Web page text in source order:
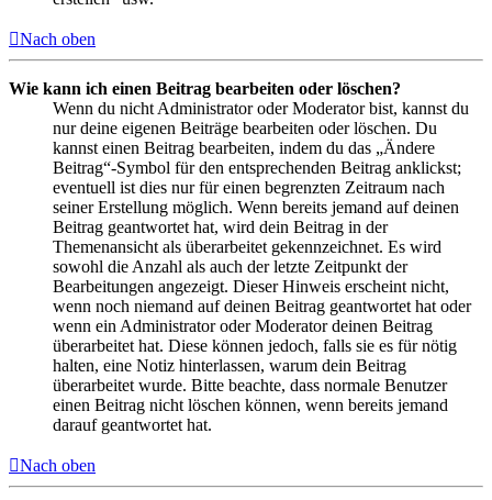
Nach oben
Wie kann ich einen Beitrag bearbeiten oder löschen?
Wenn du nicht Administrator oder Moderator bist, kannst du
nur deine eigenen Beiträge bearbeiten oder löschen. Du
kannst einen Beitrag bearbeiten, indem du das „Ändere
Beitrag“-Symbol für den entsprechenden Beitrag anklickst;
eventuell ist dies nur für einen begrenzten Zeitraum nach
seiner Erstellung möglich. Wenn bereits jemand auf deinen
Beitrag geantwortet hat, wird dein Beitrag in der
Themenansicht als überarbeitet gekennzeichnet. Es wird
sowohl die Anzahl als auch der letzte Zeitpunkt der
Bearbeitungen angezeigt. Dieser Hinweis erscheint nicht,
wenn noch niemand auf deinen Beitrag geantwortet hat oder
wenn ein Administrator oder Moderator deinen Beitrag
überarbeitet hat. Diese können jedoch, falls sie es für nötig
halten, eine Notiz hinterlassen, warum dein Beitrag
überarbeitet wurde. Bitte beachte, dass normale Benutzer
einen Beitrag nicht löschen können, wenn bereits jemand
darauf geantwortet hat.
Nach oben